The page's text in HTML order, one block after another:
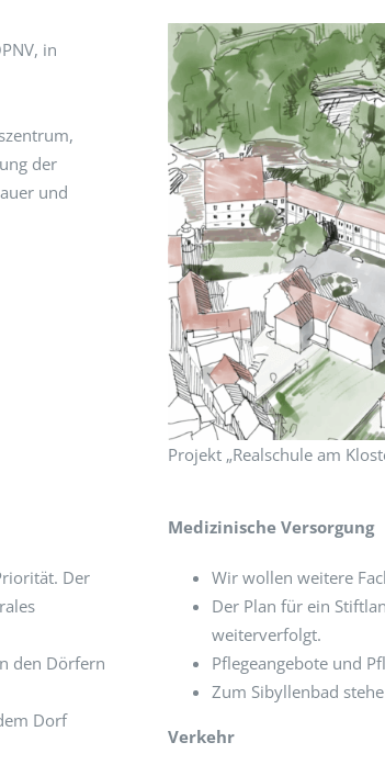
in
der
und
Projekt „Realschule am
Der
den Dörfern
Dorf
Medizinische Versorgung
Wir wollen weitere
Der Plan für ein
weiterverfolgt.
Pflegeangebote und
Zum Sibyllenbad
Verkehr